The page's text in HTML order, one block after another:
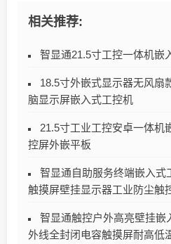
相关推荐:
智显通21.5寸工控一体机嵌
18.5寸外嵌式显示器无风扇
脑显示屏嵌入式工控机
21.5寸工业工控安卓一体机
控屏外嵌平板
智显通自助服务终端嵌入式
触摸屏壁挂显示器工业防尘触
智显通触控户外高亮壁挂嵌
外线全封闭电容触摸屏耐高低